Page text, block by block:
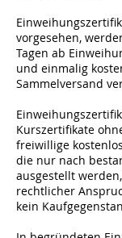
vorgesehen,
Tagen ab
und einmalig
Sammelversand
Kurszertifikate
freiwillige
die nur nach
ausgestellt
rechtlicher
kein